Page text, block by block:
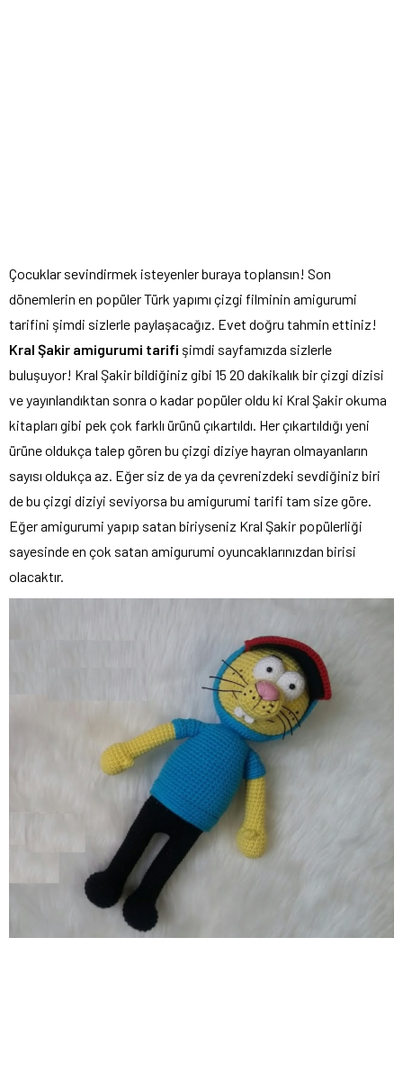
Çocuklar sevindirmek isteyenler buraya toplansın! Son
dönemlerin en popüler Türk yapımı çizgi filminin amigurumi
tarifini şimdi sizlerle paylaşacağız. Evet doğru tahmin ettiniz!
Kral Şakir amigurumi tarifi şimdi sayfamızda sizlerle
buluşuyor! Kral Şakir bildiğiniz gibi 15 20 dakikalık bir çizgi dizisi
ve yayınlandıktan sonra o kadar popüler oldu ki Kral Şakir okuma
kitapları gibi pek çok farklı ürünü çıkartıldı. Her çıkartıldığı yeni
ürüne oldukça talep gören bu çizgi diziye hayran olmayanların
sayısı oldukça az. Eğer siz de ya da çevrenizdeki sevdiğiniz biri
de bu çizgi diziyi seviyorsa bu amigurumi tarifi tam size göre.
Eğer amigurumi yapıp satan biriyseniz Kral Şakir popülerliği
sayesinde en çok satan amigurumi oyuncaklarınızdan birisi
olacaktır.